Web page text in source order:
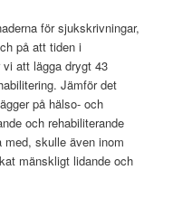
för sjukskrivningar,
på att tiden i
att lägga drygt 43
Jämför det
på hälso- och
och rehabiliterande
skulle även inom
mänskligt lidande och